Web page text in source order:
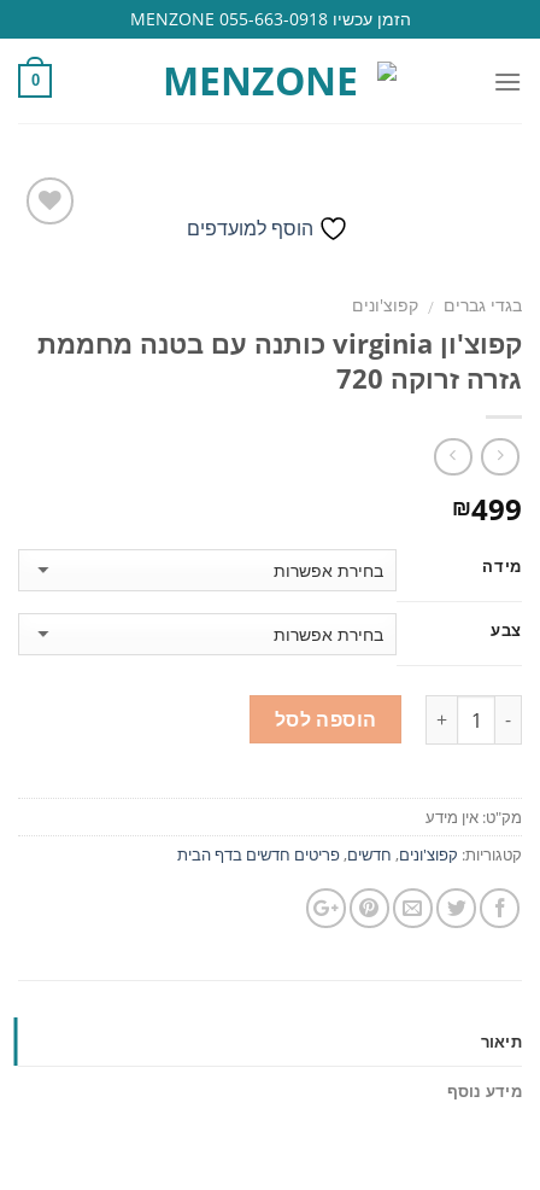
to
content
הזמן עכשיו 055-663-0918 MENZONE
0
הוסף למועדפים
בגדי גברים / קפוצ'ונים
קפוצ'ון virginia כותנה עם בטנה מחממת
גזרה זרוקה 720
₪499
מידה
צבע
הוספה לסל
מק"ט: אין מידע
קטגוריות: קפוצ'ונים, חדשים,פריטים חדשים בדף הבית
תיאור
מידע נוסף